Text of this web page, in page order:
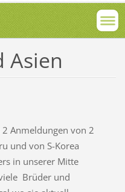
Asien
Anmeldungen von 2
und von S-Korea
in unserer Mitte
Brüder und